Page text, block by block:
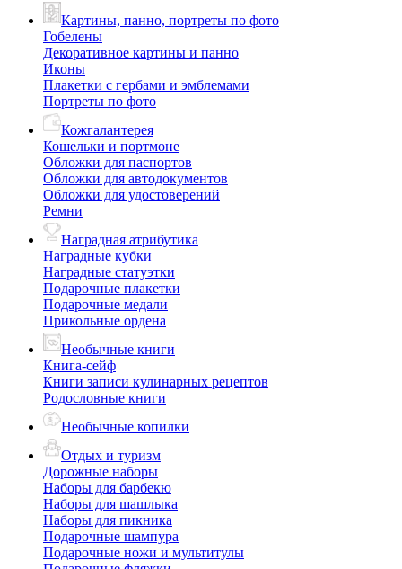
Картины, панно, портреты по фото
Гобелены
Декоративное картины и панно
Иконы
Плакетки с гербами и эмблемами
Портреты по фото
Кожгалантерея
Кошельки и портмоне
Обложки для паспортов
Обложки для автодокументов
Обложки для удостоверений
Ремни
Наградная атрибутика
Наградные кубки
Наградные статуэтки
Подарочные плакетки
Подарочные медали
Прикольные ордена
Необычные книги
Книга-сейф
Книги записи кулинарных рецептов
Родословные книги
Необычные копилки
Отдых и туризм
Дорожные наборы
Наборы для барбекю
Наборы для шашлыка
Наборы для пикника
Подарочные шампура
Подарочные ножи и мультитулы